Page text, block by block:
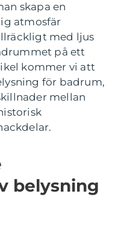
skapa en
atmosfär
med ljus
på ett
kommer vi att
för badrum,
mellan
belysning